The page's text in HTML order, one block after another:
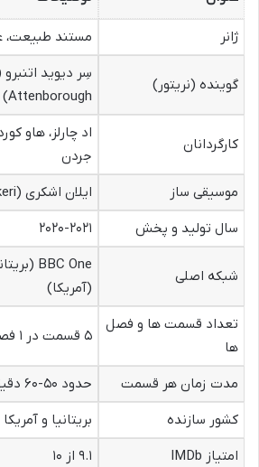
ژانر مستند طبیعت،
گوینده (نریتور)
Attenborough)
کارگردانان
اد چارلز، هاو
جردن
موسیقی ساز
ایلان اشکری (Ilan Eshkeri)
سال تولید و پخش
۲۰۲۰-۲۰۲۱
شبکه اصلی
(آمریکا)
تعداد قسمت ها و فصل
ها
۵ قسمت در ۱ فصل
مدت زمان هر قسمت
حدود ۵۰-۶۰ دقیقه
کشور سازنده
بریتانیا و آمریکا
امتیاز IMDb
۹.۱ از ۱۰